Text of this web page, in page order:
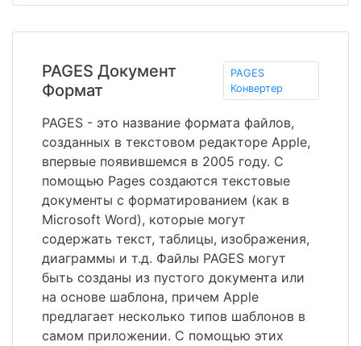
PAGES Документ
Формат
PAGES
Конвертер
PAGES - это название формата файлов,
созданных в текстовом редакторе Apple,
впервые появившемся в 2005 году. С
помощью Pages создаются текстовые
документы с форматированием (как в
Microsoft Word), которые могут
содержать текст, таблицы, изображения,
диаграммы и т.д. Файлы PAGES могут
быть созданы из пустого документа или
на основе шаблона, причем Apple
предлагает несколько типов шаблонов в
самом приложении. С помощью этих